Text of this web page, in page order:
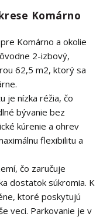
Komárno
Komárno a okolie
2-izbový,
62,5 m2, ktorý sa
je nízka réžia, čo
bývanie bez
kúrenie a ohrev
flexibilitu a
čo zaručuje
dostatok súkromia. K
ktoré poskytujú
veci. Parkovanie je v